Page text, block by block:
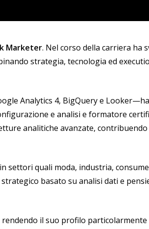
Marketer. Nel corso della carriera ha
strategia, tecnologia ed
Analytics 4, BigQuery e
e analisi e formatore
analitiche avanzate, contribuendo
settori quali moda, industria,
basato su analisi dati e
il suo profilo